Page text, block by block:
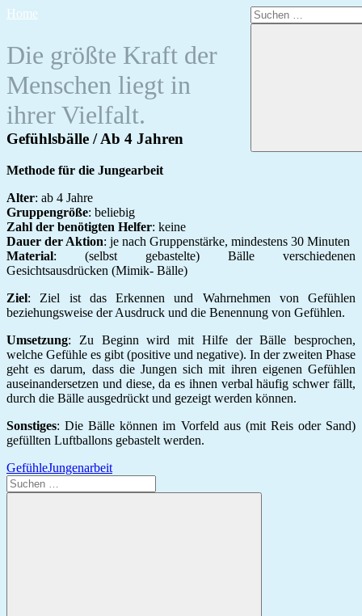
Zum
Home
Die größte Kraft der
Menschen liegt in
ihrer Vielfalt.
Suchen
nach:
Gefühlsbälle / Ab 4 Jahren
Methode für die Jungearbeit
Alter: ab 4 Jahre
Gruppengröße: beliebig
Zahl der benötigten Helfer: keine
Dauer der Aktion: je nach Gruppenstärke, mindestens 30 Minuten
Material: (selbst gebastelte) Bälle verschiedenen
Gesichtsausdrücken (Mimik- Bälle)
Ziel: Ziel ist das Erkennen und Wahrnehmen von Gefühlen
beziehungsweise der Ausdruck und die Benennung von Gefühlen.
Umsetzung: Zu Beginn wird mit Hilfe der Bälle besprochen,
welche Gefühle es gibt (positive und negative). In der zweiten Phase
geht es darum, dass die Jungen sich mit ihren eigenen Gefühlen
auseinandersetzen und diese, da es ihnen verbal häufig schwer fällt,
durch die Bälle ausgedrückt und gezeigt werden können.
Sonstiges: Die Bälle können im Vorfeld aus (mit Reis oder Sand)
gefüllten Luftballons gebastelt werden.
GefühleJungenarbeit
Suchen
nach: